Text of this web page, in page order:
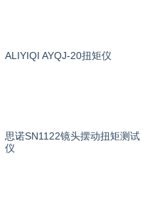
ALIYIQI AYQJ-20扭矩仪
思诺SN1122镜头摆动扭矩测试
仪